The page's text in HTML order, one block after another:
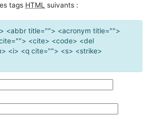
tags HTML suivants :
<abbr title=""> <acronym title="">
<cite> <code> <del
<i> <q cite=""> <s> <strike>